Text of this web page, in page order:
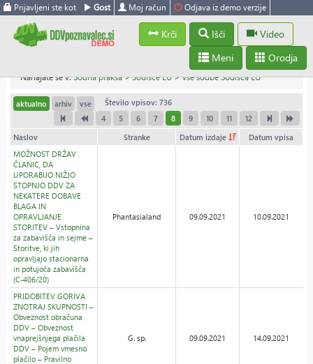
Prijavljeni ste kot Gost Moj račun Odjava iz demo verzije
Krči Išči
Video
Orodja
Meni
Nahajate se v:Sodna praksa>Sodišče EU>Vse sodbe Sodišča EU
aktualno arhiv vse
Število vpisov: 736
4
5 6 7 8 9 10 11 12
Naslov Stranke Datum izdaje
Datum vpisa
MOŽNOST DRŽAV
ČLANIC, DA
UPORABIJO NIŽJO
STOPNJO DDV ZA
NEKATERE DOBAVE
BLAGA IN
OPRAVLJANJE
STORITEV – Vstopnina
za zabavišča in sejme –
Storitve, ki jih
opravljajo stacionarna
in potujoča zabavišča
(C-406/20)
Phantasialand 09.09.2021 10.09.2021
PRIDOBITEV GORIVA
ZNOTRAJ SKUPNOSTI –
Obveznost obračuna
DDV – Obveznost
vnaprejšnjega plačila
DDV – Pojem vmesno
plačilo – Pravilno
G. sp. 09.09.2021 14.09.2021